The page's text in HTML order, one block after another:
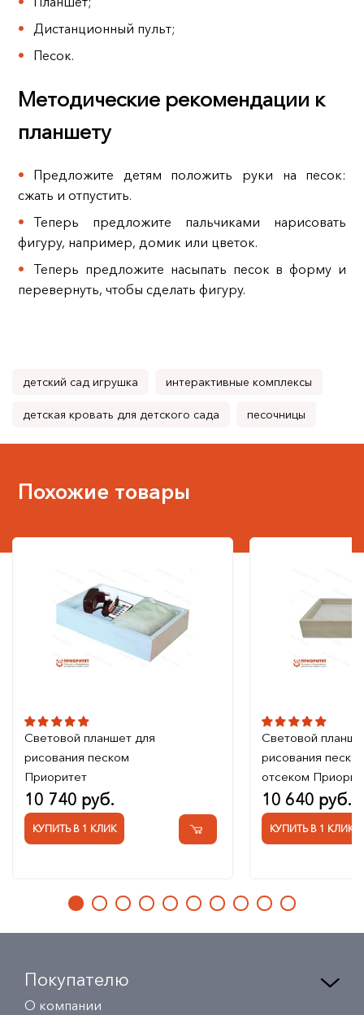
Дистанционный пульт;
Песок.
Методические рекомендации к
планшету
Предложите детям положить руки на песок:
сжать и отпустить.
Теперь предложите пальчиками нарисовать
фигуру, например, домик или цветок.
Теперь предложите насыпать песок в форму и
перевернуть, чтобы сделать фигуру.
детский сад игрушка интерактивные комплексы
детская кровать для детского сада песочницы
Похожие товары
Световой планшет для
рисования песком
Приоритет
10 740 руб.
КУПИТЬ В 1 КЛИК
Световой
рисования
отсеком
10 640 руб.
КУПИТЬ В 1 КЛИК
Покупателю
О компании